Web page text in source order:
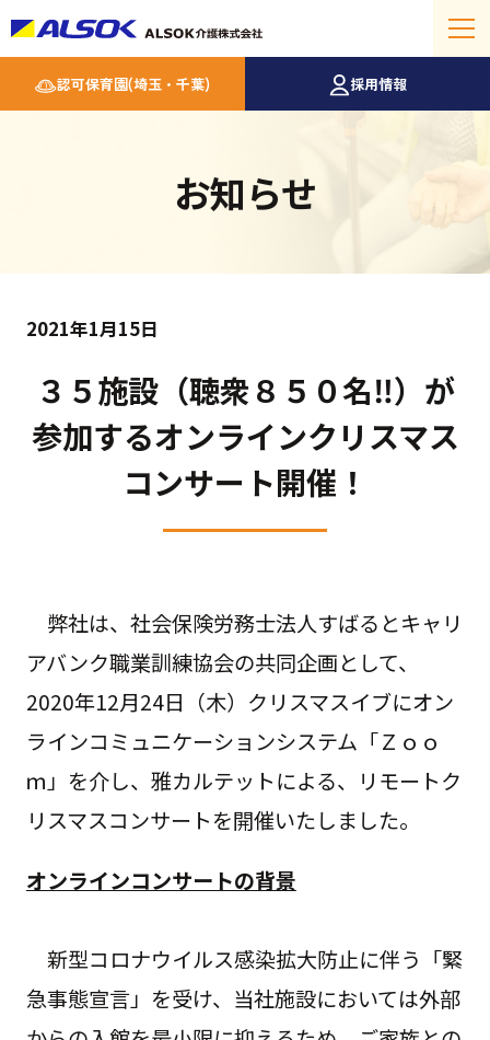
認可保育園(埼玉・千葉) 採用情報
お知らせ
2021年1月15日
３５施設（聴衆８５０名‼）が
参加するオンラインクリスマス
コンサート開催！
弊社は、社会保険労務士法人すばるとキャリ
アバンク職業訓練協会の共同企画として、
2020年12月24日（木）クリスマスイブにオン
ラインコミュニケーションシステム「Ｚｏｏ
ｍ」を介し、雅カルテットによる、リモートク
リスマスコンサートを開催いたしました。
オンラインコンサートの背景
新型コロナウイルス感染拡大防止に伴う「緊
急事態宣言」を受け、当社施設においては外部